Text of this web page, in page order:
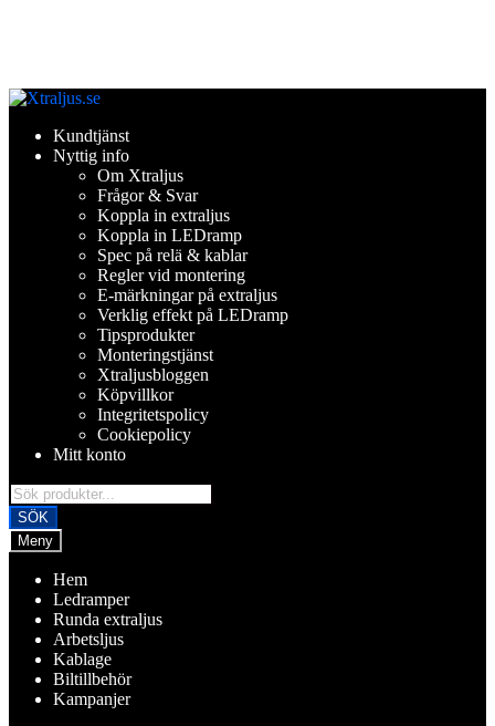
Hoppa
navigering
Hoppa
innehållKundtjänst
Nyttig info
Om Xtraljus
Frågor & Svar
Koppla in extraljus
Koppla in LEDramp
Spec på relä & kablar
Regler vid montering
E-märkningar på extraljus
Verklig effekt på LEDramp
Tipsprodukter
Monteringstjänst
Xtraljusbloggen
Köpvillkor
Integritetspolicy
Cookiepolicy
Mitt konto
Products
search
SÖK
Meny
Hem
Ledramper
Runda extraljus
Arbetsljus
Kablage
Biltillbehör
Kampanjer